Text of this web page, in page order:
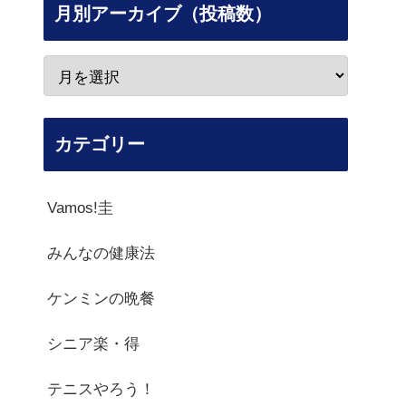
月別アーカイブ（投稿数）
カテゴリー
Vamos!圭
みんなの健康法
ケンミンの晩餐
シニア楽・得
テニスやろう！